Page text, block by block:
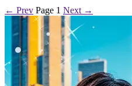
← Prev Page 1 Next →